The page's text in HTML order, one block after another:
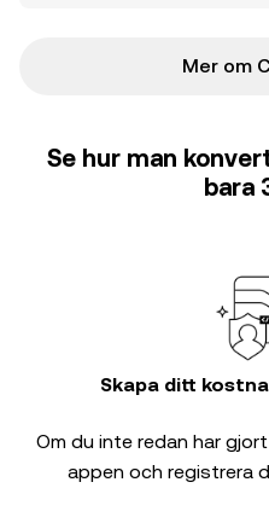
Mer om
Se hur man
bara
Skapa ditt
Om du inte redan har
appen och registrera